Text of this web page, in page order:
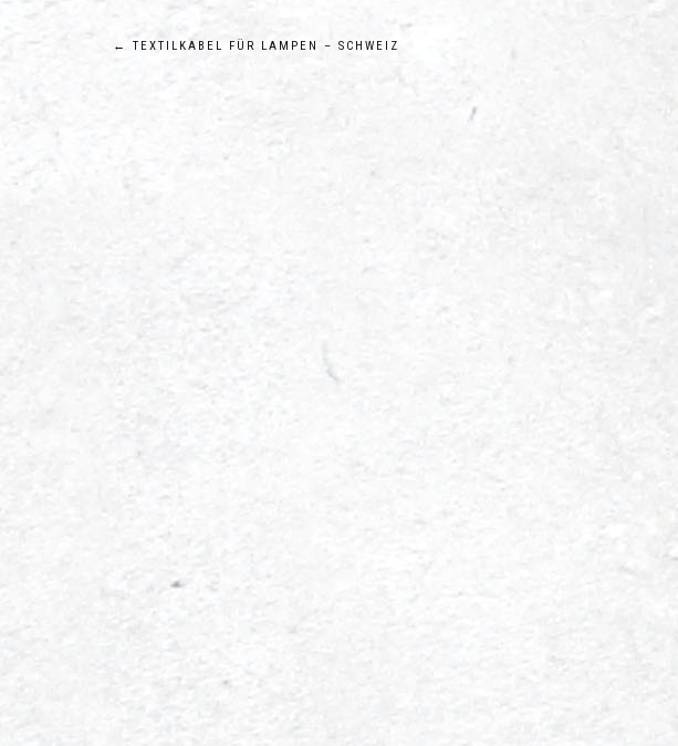
Beitragsnavigation
← TEXTILKABEL FÜR LAMPEN – SCHWEIZ